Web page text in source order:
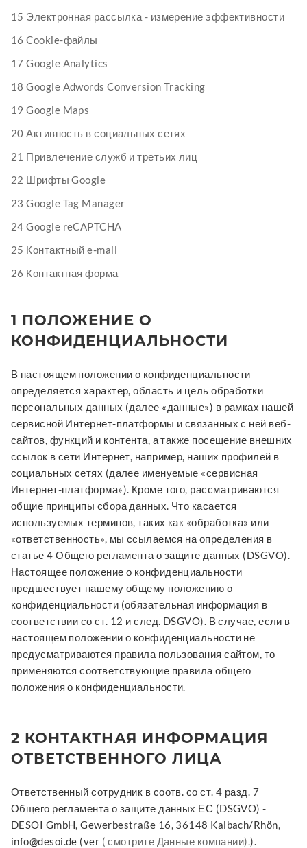
15 Электронная рассылка - измерение эффективности
16 Cookie-файлы
17 Google Analytics
18 Google Adwords Conversion Tracking
19 Google Maps
20 Активность в социальных сетях
21 Привлечение служб и третьих лиц
22 Шрифты Google
23 Google Tag Manager
24 Google reCAPTCHA
25 Контактный e-mail
26 Контактная форма
1 ПОЛОЖЕНИЕ О
КОНФИДЕНЦИАЛЬНОСТИ
В настоящем положении о конфиденциальности
определяется характер, область и цель обработки
персональных данных (далее «данные») в рамках нашей
сервисной Интернет-платформы и связанных с ней веб-
сайтов, функций и контента, а также посещение внешних
ссылок в сети Интернет, например, наших профилей в
социальных сетях (далее именуемые «сервисная
Интернет-платформа»). Кроме того, рассматриваются
общие принципы сбора данных. Что касается
используемых терминов, таких как «обработка» или
«ответственность», мы ссылаемся на определения в
статье 4 Общего регламента о защите данных (DSGVO).
Настоящее положение о конфиденциальности
предшествует нашему общему положению о
конфиденциальности (обязательная информация в
соответствии со ст. 12 и след. DSGVO). В случае, если в
настоящем положении о конфиденциальности не
предусматриваются правила пользования сайтом, то
применяются соответствующие правила общего
положения о конфиденциальности.
2 КОНТАКТНАЯ ИНФОРМАЦИЯ
ОТВЕТСТВЕННОГО ЛИЦА
Ответственный сотрудник в соотв. со ст. 4 разд. 7
Общего регламента о защите данных ЕС (DSGVO) -
DESOI GmbH, Gewerbestraße 16, 36148 Kalbach/Rhön,
info@desoi.de (ver ( смотрите Данные компании).).